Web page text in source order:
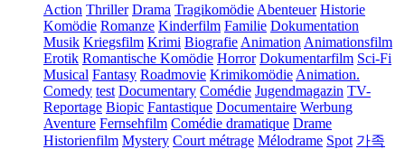
Action Thriller Drama Tragikomödie Abenteuer Historie
Komödie Romanze Kinderfilm Familie Dokumentation
Musik Kriegsfilm Krimi Biografie Animation Animationsfilm
Erotik Romantische Komödie Horror Dokumentarfilm Sci-Fi
Musical Fantasy Roadmovie Krimikomödie Animation.
Comedy test Documentary Comédie Jugendmagazin TV-
Reportage Biopic Fantastique Documentaire Werbung
Aventure Fernsehfilm Comédie dramatique Drame
Historienfilm Mystery Court métrage Mélodrame Spot 가족